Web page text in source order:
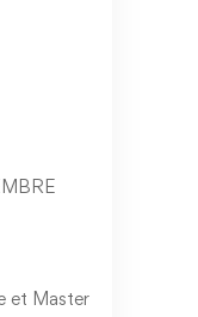
et Master